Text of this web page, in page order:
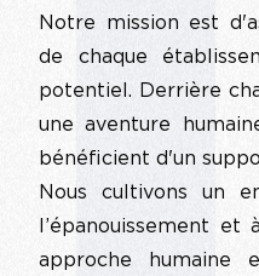
Notre mission est
de chaque
potentiel. Derrière
une aventure
bénéficient d'un
Nous cultivons un
l’épanouissement et
approche humaine